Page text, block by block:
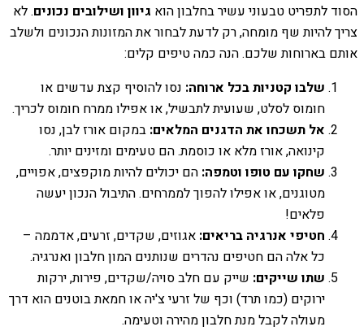
הסוד לתפריט טבעוני עשיר בחלבון הוא גיוון ושילובים נכונים. לא
צריך להיות שף מומחה, רק לדעת לבחור את המזונות הנכונים ולשלב
אותם בארוחות שלכם. הנה כמה טיפים קלים:
שלבו קטניות בכל ארוחה: נסו להוסיף קצת עדשים או
חומוס לסלט, שעועית לתבשיל, או אפילו ממרח חומוס לכריך.
אל תשכחו את הדגנים המלאים: במקום אורז לבן, נסו
קינואה, אורז מלא או כוסמת. הם טעימים ומזינים יותר.
שחקו עם טופו וטמפה: הם יכולים להיות מוקפצים, אפויים,
מטוגנים, או אפילו להפוך לממרחים. התיבול הנכון יעשה
פלאים!
חטיפי אנרגיה בריאים: אגוזים, שקדים, זרעים, אדממה –
כל אלה הם חטיפים נהדרים שנותנים המון חלבון ואנרגיה.
שתו שייקים: שייק עם חלב סויה/שקדים, פירות, ירקות
ירוקים (כמו תרד) וכף של זרעי צ'יה או חמאת בוטנים הוא דרך
מעולה לקבל מנת חלבון מהירה וטעימה.